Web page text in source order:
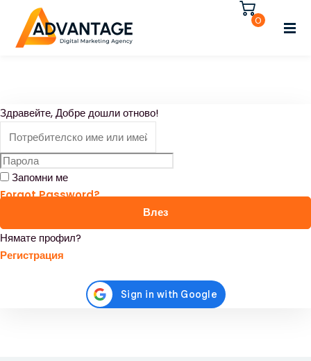
0
Здравейте, Добре дошли отново!
Запомни ме
Forgot Password?
Влез
Нямате профил?
Регистрация
Регистрирайте се
Вече имате акаунт?